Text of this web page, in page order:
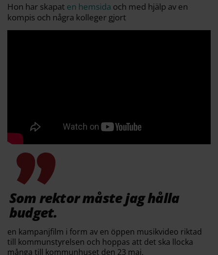
Hon har skapat en hemsida och med hjälp av en
kompis och några kolleger gjort
Som rektor måste jag hålla
budget.
en kampanjfilm i form av en öppen musikvideo riktad
till kommunstyrelsen och hoppas att det ska llocka
många till kommunhuset den 23 maj.